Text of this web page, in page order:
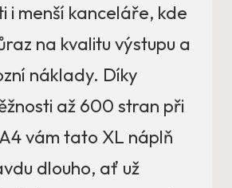
i menší kanceláře, kde
na kvalitu výstupu a
náklady. Díky
až 600 stran při
vám tato XL náplň
dlouho, ať už